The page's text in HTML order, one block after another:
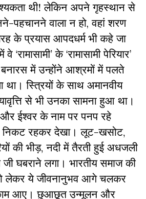
थी! लेकिन अपने गृहस्थान से
पहचानने वाला न हो, वहां शरण
के प्रयास आपदधर्म भी कहे जा
के ‘रामासामी पेरियार’
में उन्होंने आश्रमों में पलते
था। स्त्रियों के साथ अमानवीय
से भी उनका सामना हुआ था।
और ईश्वर के नाम पर पनप रहे
निकट रहकर देखा। लूट-खसोट,
की भीड़, नदी में तैरती हुई अधजली
जी घबराने लगा। भारतीय समाज की
लेकर ये जीवनानुभव आगे चलकर
आए। छुआछूत उन्मूलन और